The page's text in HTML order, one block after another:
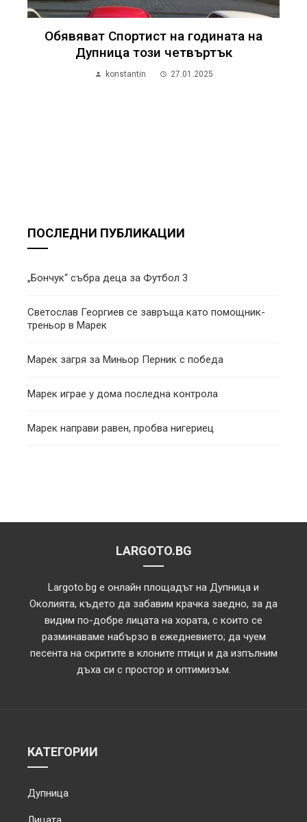
Обявяват Спортист на годината на
Дупница този четвъртък
konstantin 27.01.2025
ПОСЛЕДНИ ПУБЛИКАЦИИ
„Бончук“ събра деца за Футбол 3
Светослав Георгиев се завръща като помощник-
треньор в Марек
Марек загря за Миньор Перник с победа
Марек играе у дома последна контрола
Марек направи равен, пробва нигериец
LARGOTO.BG
Largoto.bg е онлайн площадът на Дупница и
Околията, където да забавим крачка заедно, за да
видим по-добре лицата на хората, с които се
разминаваме набързо в ежедневието; да чуем
песента на скритите в клоните птици и да изпълним
дъха си с простор и оптимизъм.
КАТЕГОРИИ
Дупница